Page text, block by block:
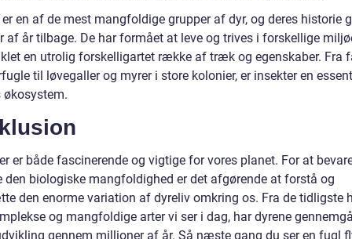
en af de mest mangfoldige grupper af dyr, og deres historie
af år tilbage. De har formået at leve og trives i forskellige
en utrolig forskelligartet række af træk og egenskaber. Fra
til løvegaller og myrer i store kolonier, er insekter en
økosystem.
er både fascinerende og vigtige for vores planet. For at
den biologiske mangfoldighed er det afgørende at forstå og
den enorme variation af dyreliv omkring os. Fra de tidligste
og mangfoldige arter vi ser i dag, har dyrene
gennem millioner af år. Så næste gang du ser en fugl